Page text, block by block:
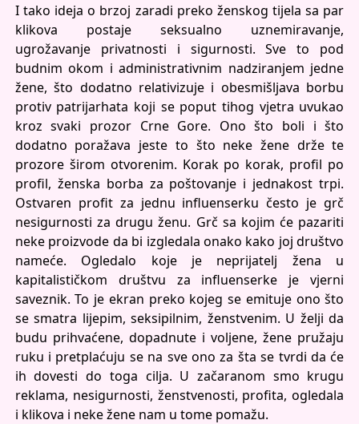
I tako ideja o brzoj zaradi preko ženskog tijela sa par
klikova postaje seksualno uznemiravanje,
ugrožavanje privatnosti i sigurnosti. Sve to pod
budnim okom i administrativnim nadziranjem jedne
žene, što dodatno relativizuje i obesmišljava borbu
protiv patrijarhata koji se poput tihog vjetra uvukao
kroz svaki prozor Crne Gore. Ono što boli i što
dodatno poražava jeste to što neke žene drže te
prozore širom otvorenim. Korak po korak, profil po
profil, ženska borba za poštovanje i jednakost trpi.
Ostvaren profit za jednu influenserku često je grč
nesigurnosti za drugu ženu. Grč sa kojim će pazariti
neke proizvode da bi izgledala onako kako joj društvo
nameće. Ogledalo koje je neprijatelj žena u
kapitalističkom društvu za influenserke je vjerni
saveznik. To je ekran preko kojeg se emituje ono što
se smatra lijepim, seksipilnim, ženstvenim. U želji da
budu prihvaćene, dopadnute i voljene, žene pružaju
ruku i pretplaćuju se na sve ono za šta se tvrdi da će
ih dovesti do toga cilja. U začaranom smo krugu
reklama, nesigurnosti, ženstvenosti, profita, ogledala
i klikova i neke žene nam u tome pomažu.